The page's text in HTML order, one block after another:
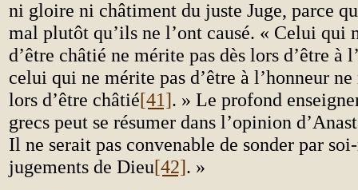
ni gloire ni châtiment du juste Juge, parce
mal plutôt qu’ils ne l’ont causé. « Celui qui
d’être châtié ne mérite pas dès lors d’être à
celui qui ne mérite pas d’être à l’honneur
lors d’être châtié[41]. » Le profond
grecs peut se résumer dans l’opinion
Il ne serait pas convenable de sonder par
jugements de Dieu[42]. »